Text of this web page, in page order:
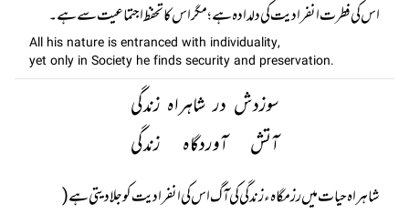
اس کی فطرت انفرادیت کی دلدادہ ہے؛ مگر اس کا تحفظ اجتماعیت سے ہے۔
All his nature is entranced with individuality,
yet only in Society he finds security and preservation.
سوزدش در شاہراہ زندگی
آتش آوردگاہ زندگی
شاہراہ حیات میں رزمگاہ ء زندگی کی آگ اس کی انفرادیت کو جلا دیتی ہے (